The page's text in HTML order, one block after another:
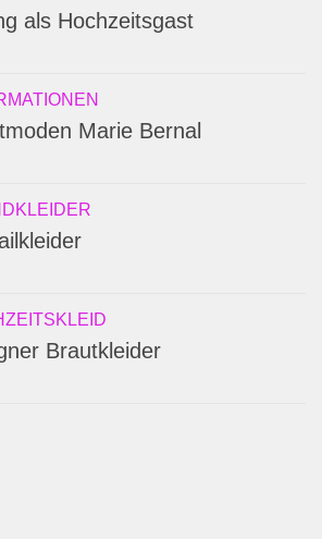
als Hochzeitsgast
Marie Bernal
Brautkleider